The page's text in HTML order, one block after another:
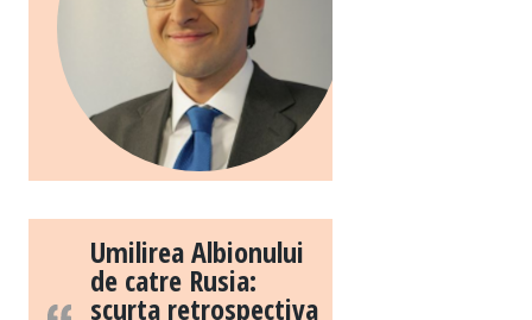
Umilirea Albionului
de catre Rusia:
scurta retrospectiva